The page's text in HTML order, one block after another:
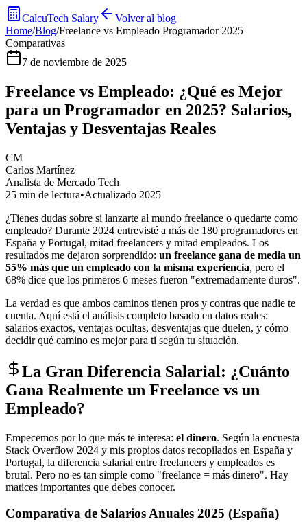
CalcuTech Salary
Volver al blog
Home/Blog/Freelance vs Empleado Programador 2025
Comparativas
7 de noviembre de 2025
Freelance vs Empleado: ¿Qué es Mejor
para un Programador en 2025? Salarios,
Ventajas y Desventajas Reales
CM
Carlos Martínez
Analista de Mercado Tech
25 min de lectura•Actualizado 2025
¿Tienes dudas sobre si lanzarte al mundo freelance o quedarte como
empleado? Durante 2024 entrevisté a más de 180 programadores en
España y Portugal, mitad freelancers y mitad empleados. Los
resultados me dejaron sorprendido: un freelance gana de media un
55% más que un empleado con la misma experiencia, pero el
68% dice que los primeros 6 meses fueron "extremadamente duros".
La verdad es que ambos caminos tienen pros y contras que nadie te
cuenta. Aquí está el análisis completo basado en datos reales:
salarios exactos, ventajas ocultas, desventajas que duelen, y cómo
decidir qué camino es mejor para ti según tu situación.
La Gran Diferencia Salarial: ¿Cuánto
Gana Realmente un Freelance vs un
Empleado?
Empecemos por lo que más te interesa: el dinero. Según la encuesta
Stack Overflow 2024 y mis propios datos recopilados en España y
Portugal, la diferencia salarial entre freelancers y empleados es
brutal. Pero no es tan simple como "freelance = más dinero". Hay
matices importantes que debes conocer.
Comparativa de Salarios Anuales 2025 (España)